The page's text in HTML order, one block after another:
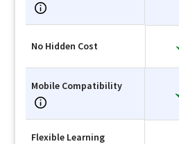
No Hidden Cost
Mobile Compatibility
Flexible Learning